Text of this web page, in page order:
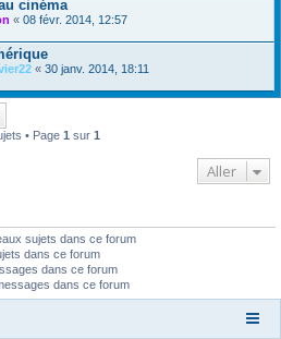
cinéma
« 08 févr. 2014, 12:57
« 30 janv. 2014, 18:11
• Page 1 sur 1
Aller
sujets dans ce forum
dans ce forum
dans ce forum
dans ce forum